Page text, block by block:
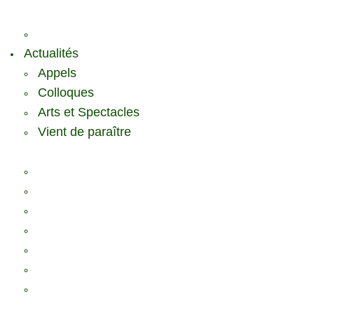
Actualités
Appels
Colloques
Arts et Spectacles
Vient de paraître